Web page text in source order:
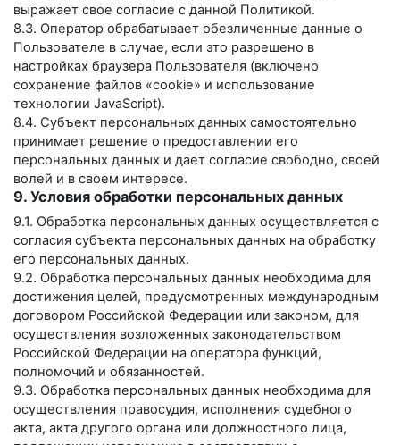
выражает свое согласие с данной Политикой.
8.3. Оператор обрабатывает обезличенные данные о
Пользователе в случае, если это разрешено в
настройках браузера Пользователя (включено
сохранение файлов «cookie» и использование
технологии JavaScript).
8.4. Субъект персональных данных самостоятельно
принимает решение о предоставлении его
персональных данных и дает согласие свободно, своей
волей и в своем интересе.
9. Условия обработки персональных данных
9.1. Обработка персональных данных осуществляется с
согласия субъекта персональных данных на обработку
его персональных данных.
9.2. Обработка персональных данных необходима для
достижения целей, предусмотренных международным
договором Российской Федерации или законом, для
осуществления возложенных законодательством
Российской Федерации на оператора функций,
полномочий и обязанностей.
9.3. Обработка персональных данных необходима для
осуществления правосудия, исполнения судебного
акта, акта другого органа или должностного лица,